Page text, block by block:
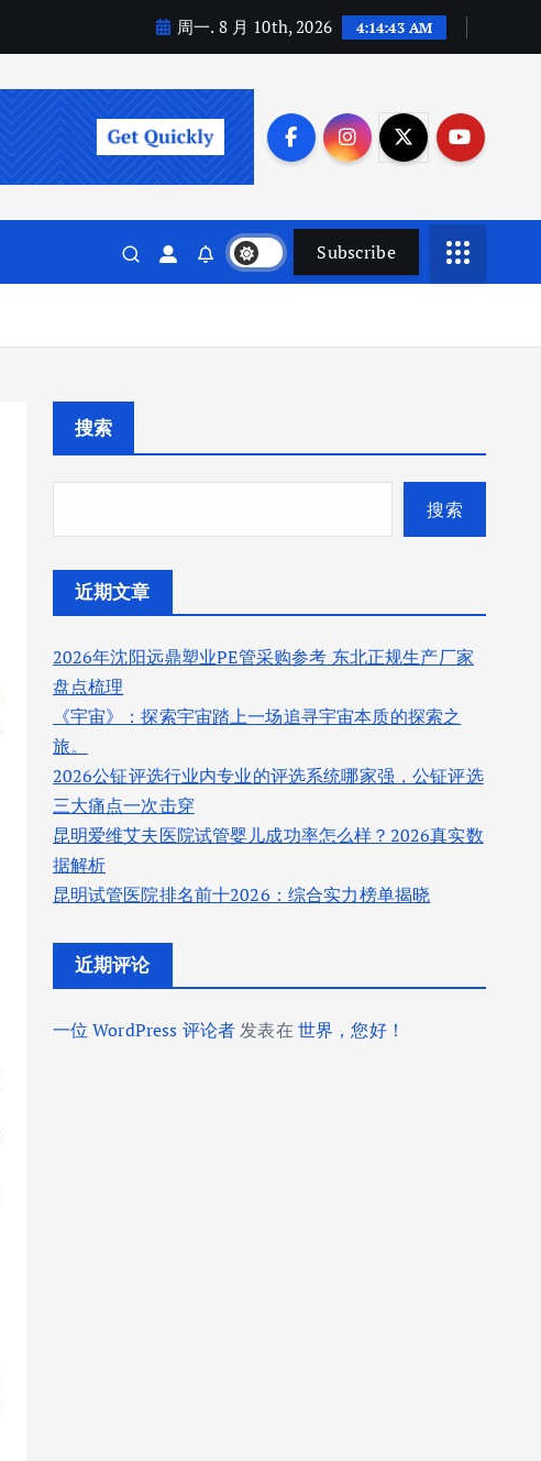
周一. 8 月 10th, 2026 4:14:44 AM
Subscribe
搜索
搜索
近期文章
2026年沈阳远鼎塑业PE管采购参考 东北正规生产厂家
盘点梳理
《宇宙》：探索宇宙踏上一场追寻宇宙本质的探索之
旅。
2026公钲评选行业内专业的评选系统哪家强，公钲评选
三大痛点一次击穿
昆明爱维艾夫医院试管婴儿成功率怎么样？2026真实数
据解析
昆明试管医院排名前十2026：综合实力榜单揭晓
近期评论
一位 WordPress 评论者发表在 世界，您好！